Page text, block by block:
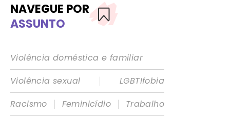
NAVEGUE POR
ASSUNTO
Violência doméstica e familiar
Violência sexual
|
LGBTIfobia
Racismo
| Feminicídio |
Trabalho